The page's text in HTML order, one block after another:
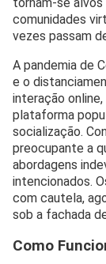
comunidades
vezes passam
A pandemia de
e o
interação
plataforma
socialização.
preocupante a
abordagens
intencionados.
com cautela,
sob a fachada
Como